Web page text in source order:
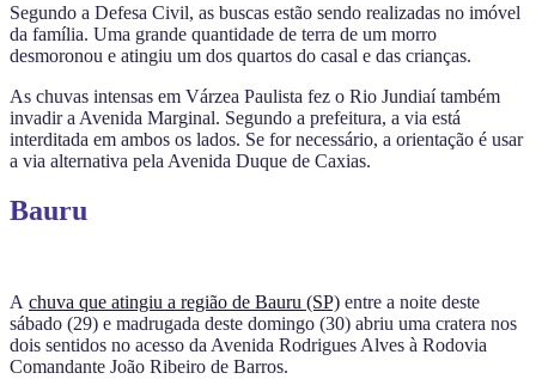
Segundo a Defesa Civil, as buscas estão sendo realizadas no imóvel
da família. Uma grande quantidade de terra de um morro
desmoronou e atingiu um dos quartos do casal e das crianças.
As chuvas intensas em Várzea Paulista fez o Rio Jundiaí também
invadir a Avenida Marginal. Segundo a prefeitura, a via está
interditada em ambos os lados. Se for necessário, a orientação é usar
a via alternativa pela Avenida Duque de Caxias.
Bauru
A chuva que atingiu a região de Bauru (SP) entre a noite deste
sábado (29) e madrugada deste domingo (30) abriu uma cratera nos
dois sentidos no acesso da Avenida Rodrigues Alves à Rodovia
Comandante João Ribeiro de Barros.